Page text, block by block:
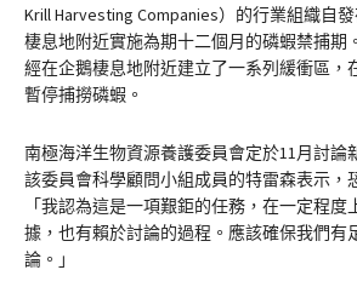
Krill Harvesting Companies）的行業組織自
棲息地附近實施為期十二個月的磷蝦禁捕期
經在企鵝棲息地附近建立了一系列緩衝區，
暫停捕撈磷蝦。
南極海洋生物資源養護委員會定於11月討論
該委員會科學顧問小組成員的特雷森表示，
「我認為這是一項艱鉅的任務，在一定程
據，也有賴於討論的過程。應該確保我們有
論。」